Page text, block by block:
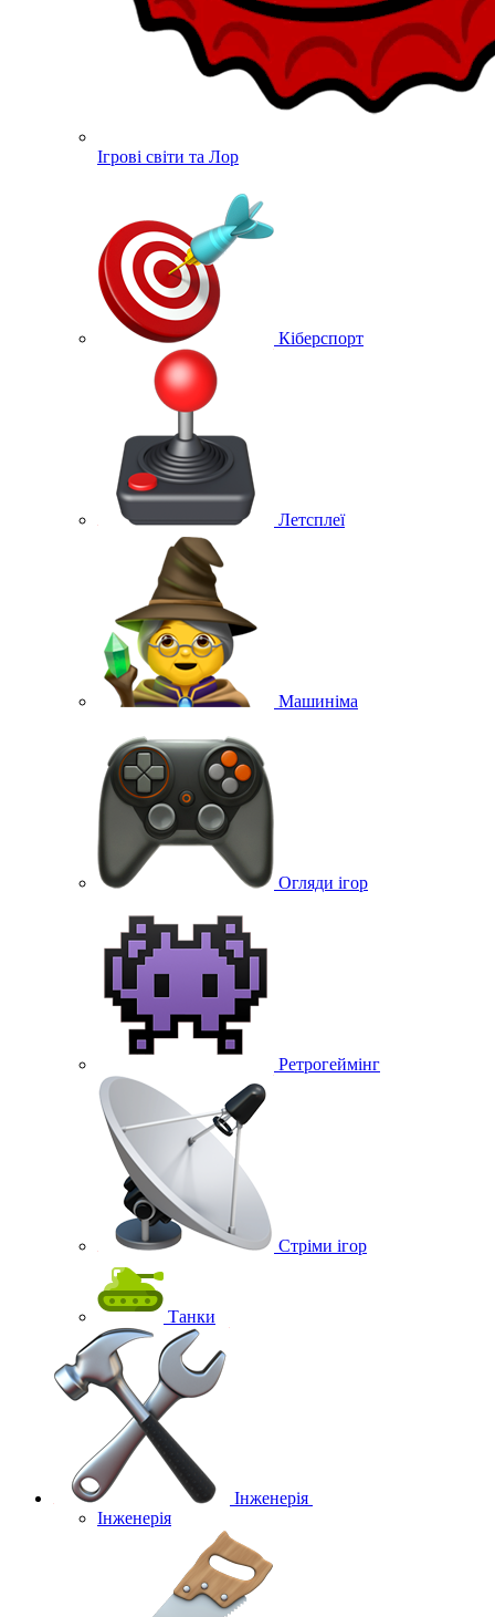
Ігрові світи та Лор
Кіберспорт
Летсплеї
Машиніма
Огляди ігор
Ретрогеймінг
Стріми ігор
Танки
Інженерія
Інженерія